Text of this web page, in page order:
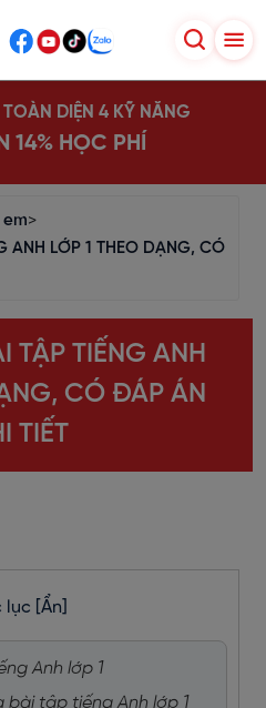
TOÀN DIỆN 4 KỸ NĂNG
14% HỌC PHÍ
>
ANH LỚP 1 THEO DẠNG, CÓ
TẬP TIẾNG ANH
CÓ ĐÁP ÁN
TIẾT
lục [Ẩn]
Anh lớp 1
bài tập tiếng Anh lớp 1